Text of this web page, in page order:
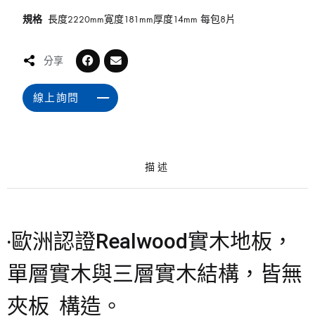
規格 長度2220mm寛度181mm厚度14mm 每包8片
分享
線上詢問
描述
‧歐洲認證Realwood實木地板，
單層實木與三層實木結構，皆無
夾板 構造。